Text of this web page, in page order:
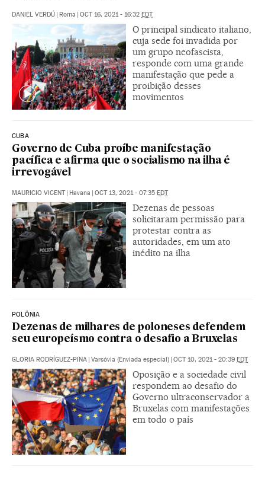
DANIEL VERDÚ | Roma | OCT 16, 2021 - 16:32 EDT
O principal sindicato italiano,
cuja sede foi invadida por
um grupo neofascista,
responde com uma grande
manifestação que pede a
proibição desses
movimentos
CUBA
Governo de Cuba proíbe manifestação
pacífica e afirma que o socialismo na ilha é
irrevogável
MAURICIO VICENT | Havana | OCT 13, 2021 - 07:35 EDT
Dezenas de pessoas
solicitaram permissão para
protestar contra as
autoridades, em um ato
inédito na ilha
POLÔNIA
Dezenas de milhares de poloneses defendem
seu europeísmo contra o desafio a Bruxelas
GLORIA RODRÍGUEZ-PINA | Varsóvia (Enviada especial) | OCT 10, 2021 - 20:39 EDT
Oposição e a sociedade civil
respondem ao desafio do
Governo ultraconservador a
Bruxelas com manifestações
em todo o país